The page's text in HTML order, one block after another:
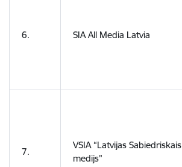
6. SIA All Media Latvia
7.
VSIA “Latvijas Sabiedriskais
medijs”